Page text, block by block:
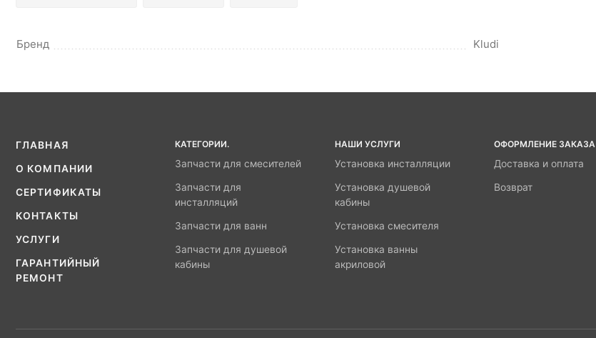
Бренд Kludi
ГЛАВНАЯ
О КОМПАНИИ
СЕРТИФИКАТЫ
КОНТАКТЫ
УСЛУГИ
ГАРАНТИЙНЫЙ
РЕМОНТ
КАТЕГОРИИ.
Запчасти для смесителей
Запчасти для
инсталляций
Запчасти для ванн
Запчасти для душевой
кабины
НАШИ УСЛУГИ
Установка инсталляции
Установка душевой
кабины
Установка смесителя
Установка ванны
акриловой
ОФОРМЛЕНИЕ ЗАКАЗА
Доставка и оплата
Возврат